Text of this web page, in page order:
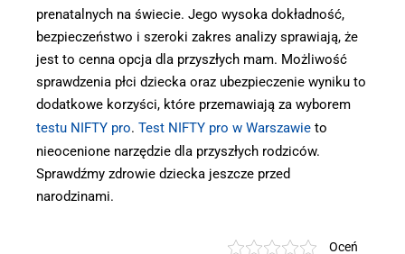
prenatalnych na świecie. Jego wysoka dokładność,
bezpieczeństwo i szeroki zakres analizy sprawiają, że
jest to cenna opcja dla przyszłych mam. Możliwość
sprawdzenia płci dziecka oraz ubezpieczenie wyniku to
dodatkowe korzyści, które przemawiają za wyborem
testu NIFTY pro. Test NIFTY pro w Warszawie to
nieocenione narzędzie dla przyszłych rodziców.
Sprawdźmy zdrowie dziecka jeszcze przed
narodzinami.
Oceń